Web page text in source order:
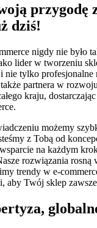
przygodę
dziś!
nigdy nie było
lider w tworzeniu
tylko profesjonalne
partnera w
kraju,
możemy
z Tobą od
na każdym
rozwiązania rosną
trendy w e-
aby Twój sklep zawsze